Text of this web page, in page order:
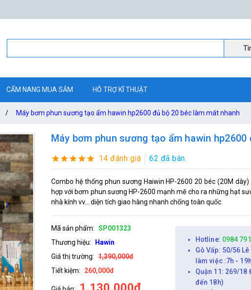
CẨM NANG MUA SẮM HỖ TRỢ KĨ THUẬT
/ Máy bơm phun sương tạo ẩm hawin hp2600 đủ bộ 20 béc làm mát nhanh
Máy bơm phun sương tạo ẩm hawin
14 đánh giá 62 đã bán
Combo hệ thống phun sương Haiwin HP-2600 20 béc (20M
hợp với bơm phun sương HP-2600 mạnh mẽ cho ra những hạt
nhà kính vv... diện tích giao hàng nhanh chống toàn quốc
Mã sản phẩm: SP001323
Thương hiệu:
Hawin
Giá thị trường: 1,390,000đ
Tiết kiệm:
260,000đ
Hotline: 0984
Gò Vấp: 50/56
làm việc :7h -
Quận 11: 269/18
đến 18h)